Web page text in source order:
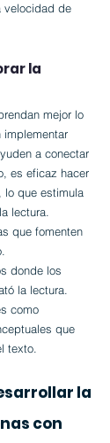
velocidad de
la
mejor lo
implementar
a conectar
es eficaz hacer
lo que estimula
lectura.
que fomenten
donde los
la lectura.
como
que
texto.
la
con